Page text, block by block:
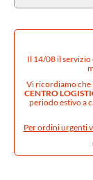
Il 14/08 il
Vi ricordiamo
CENTRO
periodo estivo a
Per ordini urgenti